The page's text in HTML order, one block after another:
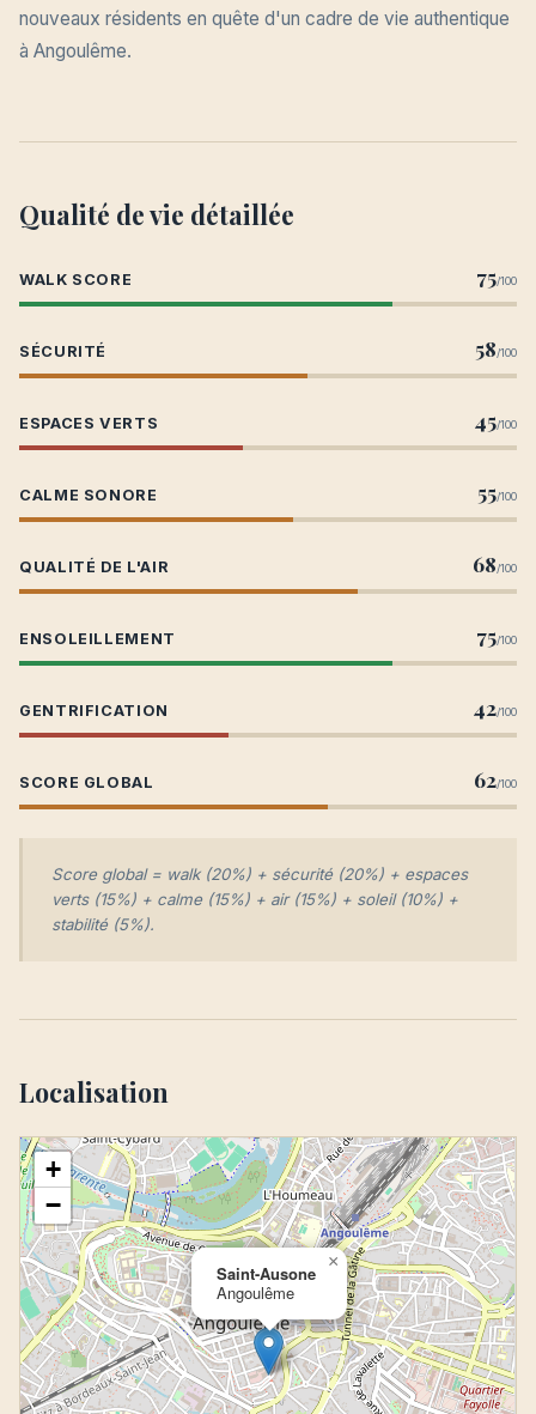
nouveaux résidents en quête d'un cadre de vie authentique
à Angoulême.
Qualité de vie détaillée
WALK SCORE 75/100
SÉCURITÉ 58/100
ESPACES VERTS 45/100
CALME SONORE 55/100
QUALITÉ DE L'AIR 68/100
ENSOLEILLEMENT 75/100
GENTRIFICATION 42/100
SCORE GLOBAL 62/100
Score global = walk (20%) + sécurité (20%) + espaces
verts (15%) + calme (15%) + air (15%) + soleil (10%) +
stabilité (5%).
Localisation
Saint-Ausone
Angoulême
×
+
−